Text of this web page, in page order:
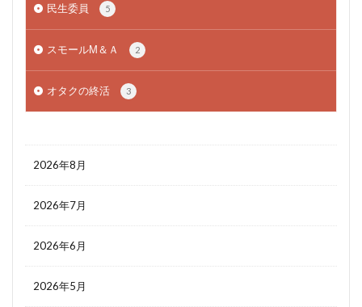
民生委員 5
スモールМ＆Ａ 2
オタクの終活 3
2026年8月
2026年7月
2026年6月
2026年5月